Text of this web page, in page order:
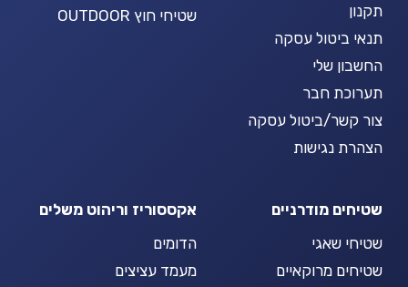
תקנון
תנאי ביטול עסקה
החשבון שלי
תערוכת חבר
צור קשר/ביטול עסקה
הצהרת נגישות
שטיחי חוץ OUTDOOR
שטיחים מודרניים
שטיחי שאגי
שטיחים מרוקאיים
אקססוריז וריהוט משלים
הדומים
מעמד עציצים